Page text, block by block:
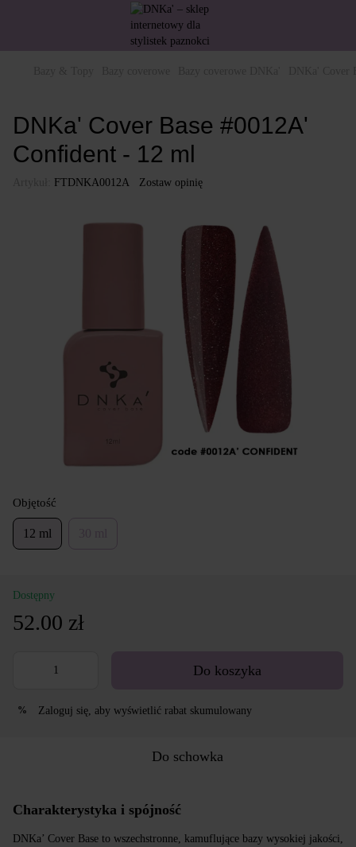
DNKa' Cover Base #0012A'
Confident - 12 ml
FTDNKA0012A Zostaw opinię
Objętość
12 ml
Dostępny
52.00 zł
Do koszyka
% Zaloguj się , aby wyświetlić rabat skumulowany
Do schowka
Charakterystyka i spójność
DNKa’ Cover Base to wszechstronne, kamuflujące bazy wysokiej jakości,